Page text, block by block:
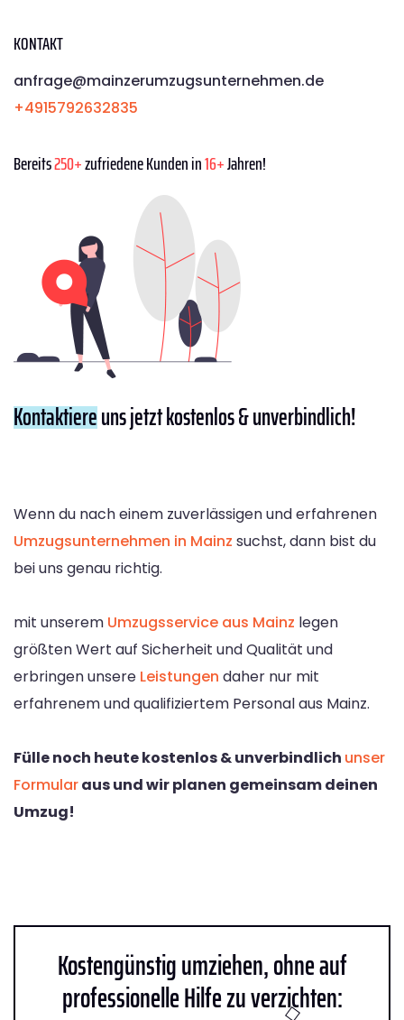
KONTAKT
anfrage@mainzerumzugsunternehmen.de
+4915792632835
Bereits250+zufriedene Kunden in16+Jahren!
Kontaktiereuns jetzt kostenlos & unverbindlich!
Wenn du nach einem zuverlässigen und erfahrenen
Umzugsunternehmen in Mainz suchst, dann bist du
bei uns genau richtig.
mit unserem Umzugsservice aus Mainz legen
größten Wert auf Sicherheit und Qualität und
erbringen unsere Leistungen daher nur mit
erfahrenem und qualifiziertem Personal aus Mainz.
Fülle noch heute kostenlos & unverbindlich unser
Formularaus und wir planen gemeinsam deinen
Umzug!
Kostengünstig umziehen, ohne auf
professionelle Hilfe zu verzichten: